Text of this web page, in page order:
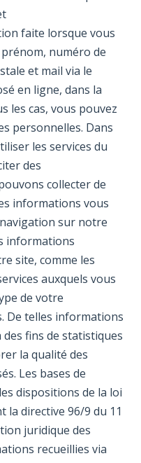
faite lorsque vous
numéro de
et mail via le
en ligne, dans la
les cas, vous pouvez
personnelles. Dans
les services du
des
collecter de
informations vous
sur notre
informations
site, comme les
auxquels vous
de votre
De telles informations
fins de statistiques
la qualité des
Les bases de
dispositions de la loi
la directive 96/9 du 11
juridique des
recueillies via